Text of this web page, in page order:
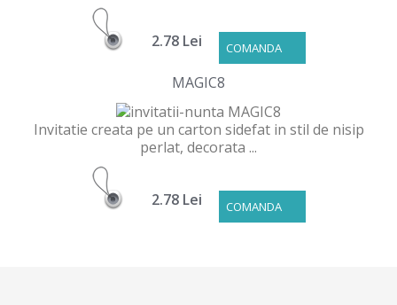
COMANDA
2.78 Lei
MAGIC8
Invitatie creata pe un carton sidefat in stil de nisip
perlat, decorata ...
COMANDA
2.78 Lei